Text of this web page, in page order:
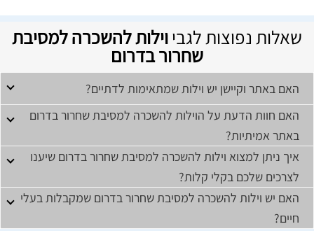
שאלות נפוצות לגביוילות להשכרה למסיבת
שחרור בדרום
האם באתר וקיישן יש וילות שמתאימות לדתיים?
האם חוות הדעת על הוילות להשכרה למסיבת שחרור בדרום
באתר אמיתיות?
איך ניתן למצוא וילות להשכרה למסיבת שחרור בדרום שיענו
לצרכים שלכם בקלי קלות?
האם יש וילות להשכרה למסיבת שחרור בדרום שמקבלות בעלי
חיים?